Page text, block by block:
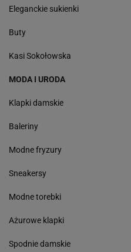
Eleganckie sukienki
Buty
Kasi Sokołowska
MODA I URODA
Klapki damskie
Baleriny
Modne fryzury
Sneakersy
Modne torebki
Ażurowe klapki
Spodnie damskie